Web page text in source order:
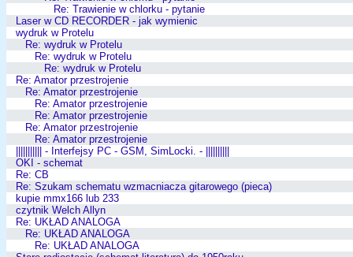
Re: Trawienie w chlorku - pytanie
Laser w CD RECORDER - jak wymienic
wydruk w Protelu
Re: wydruk w Protelu
Re: wydruk w Protelu
Re: wydruk w Protelu
Re: Amator przestrojenie
Re: Amator przestrojenie
Re: Amator przestrojenie
Re: Amator przestrojenie
Re: Amator przestrojenie
Re: Amator przestrojenie
||||||||||| - Interfejsy PC - GSM, SimLocki. - ||||||||||
OKI - schemat
Re: CB
Re: Szukam schematu wzmacniacza gitarowego (pieca)
kupie mmx166 lub 233
czytnik Welch Allyn
Re: UKŁAD ANALOGA
Re: UKŁAD ANALOGA
Re: UKŁAD ANALOGA